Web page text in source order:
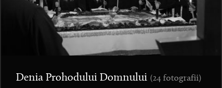
Denia Prohodului Domnului (24 fotografii)